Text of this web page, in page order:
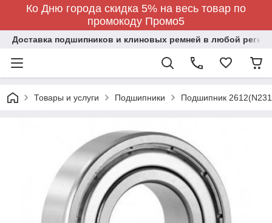
Ко Дню города скидка 5% на весь товар по
промокоду Промо5
Доставка подшипников и клиновых ремней в любой регион
Товары и услуги Подшипники Подшипник